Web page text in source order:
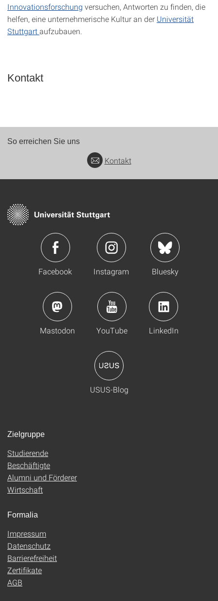
Innovationsforschung versuchen, Antworten zu finden, die
helfen, eine unternehmerische Kultur an der Universität
Stuttgartaufzubauen.
Kontakt
So erreichen Sie uns
Kontakt
Facebook Instagram Bluesky
Mastodon YouTube LinkedIn
USUS-Blog
Zielgruppe
Studierende
Beschäftigte
Alumni und Förderer
Wirtschaft
Formalia
Impressum
Datenschutz
Barrierefreiheit
Zertifikate
AGB